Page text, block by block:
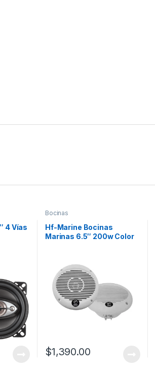
4 Vías
Bocinas
Hf-Marine Bocinas
Marinas 6.5″ 200w Color
$1,390.00